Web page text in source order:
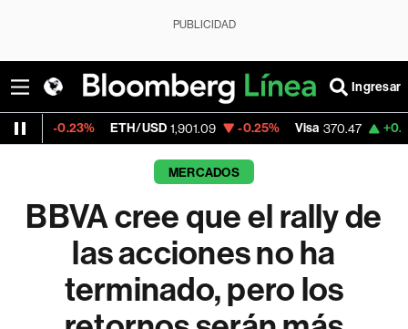
PUBLICIDAD
Ingresar
ETH/USD 1,901.09 -0.25% Visa 370.47 +0.52%
MERCADOS
BBVA cree que el rally de
las acciones no ha
terminado, pero los